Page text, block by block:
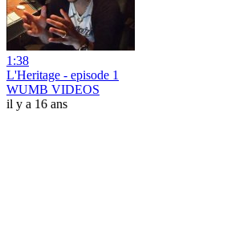
1:38
L'Heritage - episode 1
WUMB VIDEOS
il y a 16 ans